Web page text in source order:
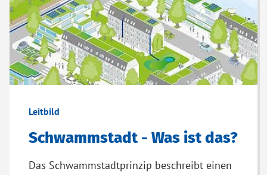
Leitbild
Schwammstadt - Was ist das?
Das Schwammstadtprinzip beschreibt einen